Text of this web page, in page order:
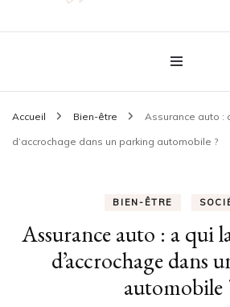
Neuf brisach
Le petit blog d'Emilie
Accueil Bien-être Assurance auto :
d’accrochage dans un parking automobile ?
BIEN-ÊTRE
Assurance auto : a qui
d’accrochage dans
automobile